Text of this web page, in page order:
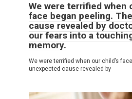
We were terrified when
face began peeling.
cause revealed by
our fears into a
memory.
We were terrified when our child’s
unexpected cause revealed by